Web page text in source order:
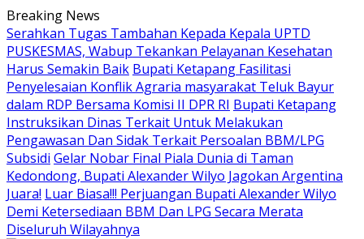
Langsung
ke
konten
Breaking News
Serahkan Tugas Tambahan Kepada Kepala UPTD
PUSKESMAS, Wabup Tekankan Pelayanan Kesehatan
Harus Semakin Baik Bupati Ketapang Fasilitasi
Penyelesaian Konflik Agraria masyarakat Teluk Bayur
dalam RDP Bersama Komisi II DPR RI Bupati Ketapang
Instruksikan Dinas Terkait Untuk Melakukan
Pengawasan Dan Sidak Terkait Persoalan BBM/LPG
Subsidi Gelar Nobar Final Piala Dunia di Taman
Kedondong, Bupati Alexander Wilyo Jagokan Argentina
Juara! Luar Biasa!!! Perjuangan Bupati Alexander Wilyo
Demi Ketersediaan BBM Dan LPG Secara Merata
Diseluruh Wilayahnya